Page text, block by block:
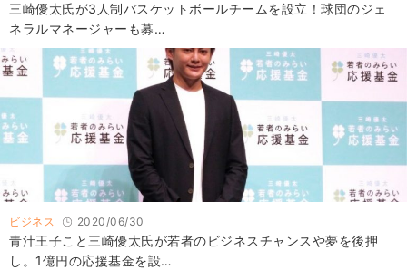
三崎優太氏が3人制バスケットボールチームを設立！球団のジェ
ネラルマネージャーも募…
ビジネス 2020/06/30
青汁王子こと三崎優太氏が若者のビジネスチャンスや夢を後押
し。1億円の応援基金を設…